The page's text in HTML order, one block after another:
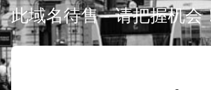
此域名待售 - 请把握机会